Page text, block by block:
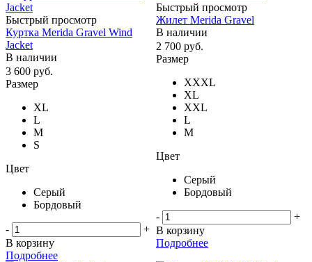
Быстрый просмотр
Куртка Merida Gravel Wind
Jacket
В наличии
3 600 руб.
Размер
XL
L
M
S
Цвет
Серый
Бордовый
-
+
В корзину
Подробнее
Быстрый просмотр
Жилет Merida Gravel
В наличии
2 700 руб.
Размер
XXXL
XL
XXL
L
M
Цвет
Серый
Бордовый
-
+
В корзину
Подробнее